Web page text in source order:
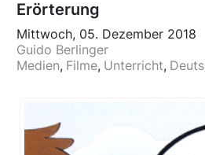
Erörterung
Mittwoch, 05. Dezember 2018
Guido Berlinger
Medien Filme Unterricht